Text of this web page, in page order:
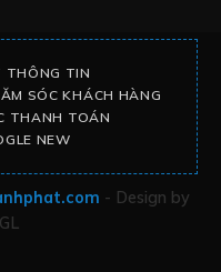
THÔNG TIN
SÓC KHÁCH HÀNG
THANH TOÁN
NEW
- Design by